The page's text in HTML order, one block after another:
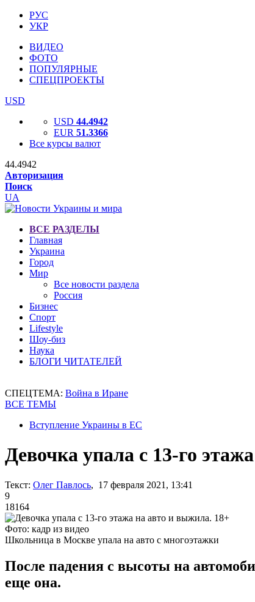
РУС
УКР
ВИДЕО
ФОТО
ПОПУЛЯРНЫЕ
СПЕЦПРОЕКТЫ
USD
USD 44.4942
EUR 51.3366
Все курсы валют
44.4942
Авторизация
Поиск
UA
ВСЕ РАЗДЕЛЫ
Главная
Украина
Город
Мир
Все новости раздела
Россия
Бизнес
Спорт
Lifestyle
Шоу-биз
Наука
БЛОГИ ЧИТАТЕЛЕЙ
СПЕЦТЕМА: Война в Иране
ВСЕ ТЕМЫ
Вступление Украины в ЕС
Девочка упала с 13-го
Текст: Олег Павлось, 17 февраля 2021, 13:41
9
18164
Фото: кадр из видео
Школьница в Москве упала на авто с многоэтажки
После падения с высоты на
еще она.